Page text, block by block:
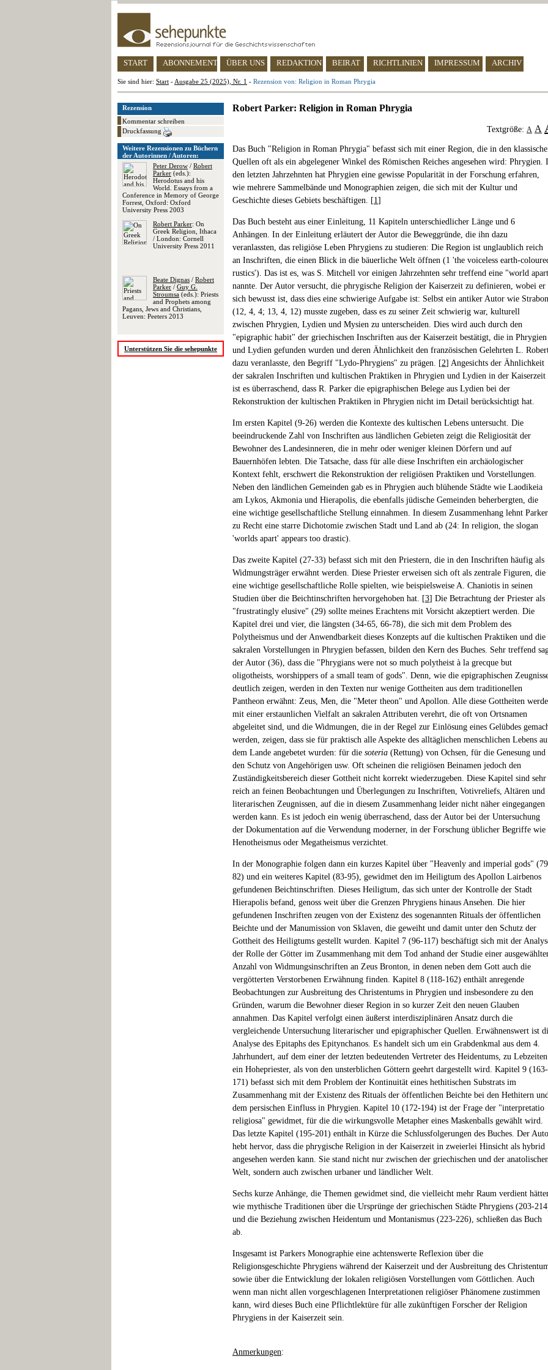
START ABONNEMENT ÜBER UNS REDAKTION BEIRAT RICHTLINIEN IMPRESSUM ARCHIV
Sie sind hier: Start - Ausgabe 25 (2025), Nr. 1 - Rezension von: Religion in Roman Phrygia
Rezension
Kommentar schreiben
Druckfassung
Weitere Rezensionen zu Büchern
der Autorinnen / Autoren:
Peter Derow / Robert
Parker (eds.):
Herodotus and his
World. Essays from a
Conference in Memory of George
Forrest, Oxford: Oxford
University Press 2003
Robert Parker: On
Greek Religion, Ithaca
/ London: Cornell
University Press 2011
Beate Dignas / Robert
Parker / Guy G.
Stroumsa (eds.): Priests
and Prophets among
Pagans, Jews and Christians,
Leuven: Peeters 2013
Unterstützen Sie die sehepunkte
Robert Parker: Religion in Roman Phrygia
Textgröße: A A
Das Buch "Religion in Roman Phrygia" befasst sich mit einer Region, die in den
Quellen oft als ein abgelegener Winkel des Römischen Reiches angesehen wird: Phrygien.
den letzten Jahrzehnten hat Phrygien eine gewisse Popularität in der Forschung erfahren,
wie mehrere Sammelbände und Monographien zeigen, die sich mit der Kultur und
Geschichte dieses Gebiets beschäftigen. [1]
Das Buch besteht aus einer Einleitung, 11 Kapiteln unterschiedlicher Länge und 6
Anhängen. In der Einleitung erläutert der Autor die Beweggründe, die ihn dazu
veranlassten, das religiöse Leben Phrygiens zu studieren: Die Region ist unglaublich reich
an Inschriften, die einen Blick in die bäuerliche Welt öffnen (1 'the voiceless earth-
rustics'). Das ist es, was S. Mitchell vor einigen Jahrzehnten sehr treffend eine "world
nannte. Der Autor versucht, die phrygische Religion der Kaiserzeit zu definieren, wobei er
sich bewusst ist, dass dies eine schwierige Aufgabe ist: Selbst ein antiker Autor wie Strabon
(12, 4, 4; 13, 4, 12) musste zugeben, dass es zu seiner Zeit schwierig war, kulturell
zwischen Phrygien, Lydien und Mysien zu unterscheiden. Dies wird auch durch den
"epigraphic habit" der griechischen Inschriften aus der Kaiserzeit bestätigt, die in Phrygien
und Lydien gefunden wurden und deren Ähnlichkeit den französischen Gelehrten L.
dazu veranlasste, den Begriff "Lydo-Phrygiens" zu prägen. [2] Angesichts der Ähnlichkeit
der sakralen Inschriften und kultischen Praktiken in Phrygien und Lydien in der Kaiserzeit
ist es überraschend, dass R. Parker die epigraphischen Belege aus Lydien bei der
Rekonstruktion der kultischen Praktiken in Phrygien nicht im Detail berücksichtigt hat.
Im ersten Kapitel (9-26) werden die Kontexte des kultischen Lebens untersucht. Die
beeindruckende Zahl von Inschriften aus ländlichen Gebieten zeigt die Religiosität der
Bewohner des Landesinneren, die in mehr oder weniger kleinen Dörfern und auf
Bauernhöfen lebten. Die Tatsache, dass für alle diese Inschriften ein archäologischer
Kontext fehlt, erschwert die Rekonstruktion der religiösen Praktiken und Vorstellungen.
Neben den ländlichen Gemeinden gab es in Phrygien auch blühende Städte wie Laodikeia
am Lykos, Akmonia und Hierapolis, die ebenfalls jüdische Gemeinden beherbergten, die
eine wichtige gesellschaftliche Stellung einnahmen. In diesem Zusammenhang lehnt Parker
zu Recht eine starre Dichotomie zwischen Stadt und Land ab (24: In religion, the slogan
'worlds apart' appears too drastic).
Das zweite Kapitel (27-33) befasst sich mit den Priestern, die in den Inschriften häufig als
Widmungsträger erwähnt werden. Diese Priester erweisen sich oft als zentrale Figuren, die
eine wichtige gesellschaftliche Rolle spielten, wie beispielsweise A. Chaniotis in seinen
Studien über die Beichtinschriften hervorgehoben hat. [3] Die Betrachtung der Priester als
"frustratingly elusive" (29) sollte meines Erachtens mit Vorsicht akzeptiert werden. Die
Kapitel drei und vier, die längsten (34-65, 66-78), die sich mit dem Problem des
Polytheismus und der Anwendbarkeit dieses Konzepts auf die kultischen Praktiken und die
sakralen Vorstellungen in Phrygien befassen, bilden den Kern des Buches. Sehr treffend
der Autor (36), dass die "Phrygians were not so much polytheist à la grecque but
oligotheists, worshippers of a small team of gods". Denn, wie die epigraphischen
deutlich zeigen, werden in den Texten nur wenige Gottheiten aus dem traditionellen
Pantheon erwähnt: Zeus, Men, die "Meter theon" und Apollon. Alle diese Gottheiten
mit einer erstaunlichen Vielfalt an sakralen Attributen verehrt, die oft von Ortsnamen
abgeleitet sind, und die Widmungen, die in der Regel zur Einlösung eines Gelübdes
werden, zeigen, dass sie für praktisch alle Aspekte des alltäglichen menschlichen Lebens
dem Lande angebetet wurden: für die soteria (Rettung) von Ochsen, für die Genesung und
den Schutz von Angehörigen usw. Oft scheinen die religiösen Beinamen jedoch den
Zuständigkeitsbereich dieser Gottheit nicht korrekt wiederzugeben. Diese Kapitel sind sehr
reich an feinen Beobachtungen und Überlegungen zu Inschriften, Votivreliefs, Altären und
literarischen Zeugnissen, auf die in diesem Zusammenhang leider nicht näher eingegangen
werden kann. Es ist jedoch ein wenig überraschend, dass der Autor bei der Untersuchung
der Dokumentation auf die Verwendung moderner, in der Forschung üblicher Begriffe wie
Henotheismus oder Megatheismus verzichtet.
In der Monographie folgen dann ein kurzes Kapitel über "Heavenly and imperial gods"
82) und ein weiteres Kapitel (83-95), gewidmet den im Heiligtum des Apollon Lairbenos
gefundenen Beichtinschriften. Dieses Heiligtum, das sich unter der Kontrolle der Stadt
Hierapolis befand, genoss weit über die Grenzen Phrygiens hinaus Ansehen. Die hier
gefundenen Inschriften zeugen von der Existenz des sogenannten Rituals der öffentlichen
Beichte und der Manumission von Sklaven, die geweiht und damit unter den Schutz der
Gottheit des Heiligtums gestellt wurden. Kapitel 7 (96-117) beschäftigt sich mit der
der Rolle der Götter im Zusammenhang mit dem Tod anhand der Studie einer
Anzahl von Widmungsinschriften an Zeus Bronton, in denen neben dem Gott auch die
vergötterten Verstorbenen Erwähnung finden. Kapitel 8 (118-162) enthält anregende
Beobachtungen zur Ausbreitung des Christentums in Phrygien und insbesondere zu den
Gründen, warum die Bewohner dieser Region in so kurzer Zeit den neuen Glauben
annahmen. Das Kapitel verfolgt einen äußerst interdisziplinären Ansatz durch die
vergleichende Untersuchung literarischer und epigraphischer Quellen. Erwähnenswert ist
Analyse des Epitaphs des Epitynchanos. Es handelt sich um ein Grabdenkmal aus dem 4.
Jahrhundert, auf dem einer der letzten bedeutenden Vertreter des Heidentums, zu Lebzeiten
ein Hohepriester, als von den unsterblichen Göttern geehrt dargestellt wird. Kapitel 9 (163-
171) befasst sich mit dem Problem der Kontinuität eines hethitischen Substrats im
Zusammenhang mit der Existenz des Rituals der öffentlichen Beichte bei den Hethitern
dem persischen Einfluss in Phrygien. Kapitel 10 (172-194) ist der Frage der "interpretatio
religiosa" gewidmet, für die die wirkungsvolle Metapher eines Maskenballs gewählt wird.
Das letzte Kapitel (195-201) enthält in Kürze die Schlussfolgerungen des Buches. Der
hebt hervor, dass die phrygische Religion in der Kaiserzeit in zweierlei Hinsicht als hybrid
angesehen werden kann. Sie stand nicht nur zwischen der griechischen und der
Welt, sondern auch zwischen urbaner und ländlicher Welt.
Sechs kurze Anhänge, die Themen gewidmet sind, die vielleicht mehr Raum verdient
wie mythische Traditionen über die Ursprünge der griechischen Städte Phrygiens (203-
und die Beziehung zwischen Heidentum und Montanismus (223-226), schließen das Buch
ab.
Insgesamt ist Parkers Monographie eine achtenswerte Reflexion über die
Religionsgeschichte Phrygiens während der Kaiserzeit und der Ausbreitung des
sowie über die Entwicklung der lokalen religiösen Vorstellungen vom Göttlichen. Auch
wenn man nicht allen vorgeschlagenen Interpretationen religiöser Phänomene zustimmen
kann, wird dieses Buch eine Pflichtlektüre für alle zukünftigen Forscher der Religion
Phrygiens in der Kaiserzeit sein.
Anmerkungen: